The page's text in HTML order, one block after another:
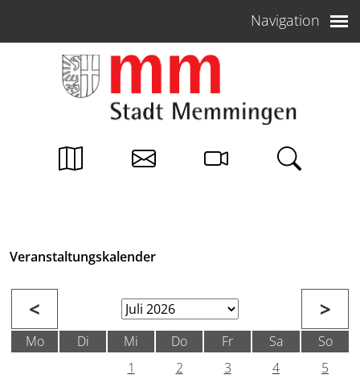
Navigation
Veranstaltungskalender
< >
Mo Di Mi Do Fr Sa
So
1
2 3 4
5